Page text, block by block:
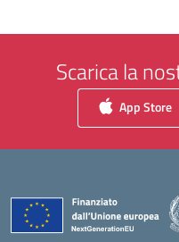
Scarica la
App Store